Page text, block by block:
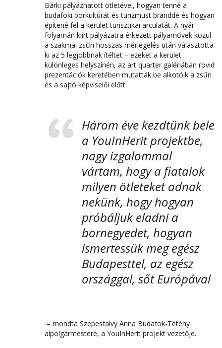
Bárki pályázhatott ötletével, hogyan tenné a
budafoki borkultúrát és turizmust branddé és hogyan
építené fel a kerület turisztikai arculatát. A nyár
folyamán kiírt pályázatra érkezett pályaművek közül
a szakmai zsűri hosszas mérlegelés után választotta
ki az 5 legjobbnak ítéltet – ezeket a kerület
különleges helyszínén, az art quarter galériában rövid
prezentációk keretében mutatták be alkotóik a zsűri
és a sajtó képviselői előtt.
Három éve kezdtünk bele
a YouInHerit projektbe,
nagy izgalommal
vártam, hogy a fiatalok
milyen ötleteket adnak
nekünk, hogy hogyan
próbáljuk eladni a
bornegyedet, hogyan
ismertessük meg egész
Budapesttel, az egész
országgal, sőt Európával
– mondta Szepesfalvy Anna Budafok-Tétény
alpolgármestere, a YouInHerit projekt vezetője.